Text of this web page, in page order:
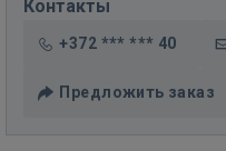
Контакты
+372 *** *** 40
Предложить заказ